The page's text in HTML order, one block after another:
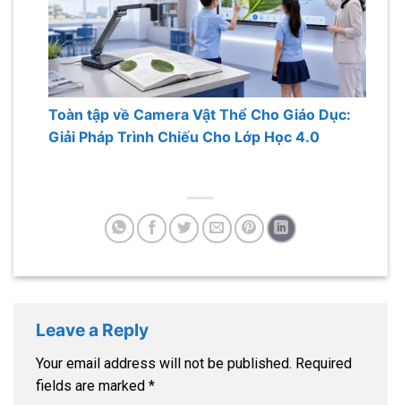
Toàn tập về Camera Vật Thể Cho Giáo Dục:
Giải Pháp Trình Chiếu Cho Lớp Học 4.0
Leave a Reply
Your email address will not be published. Required
fields are marked *